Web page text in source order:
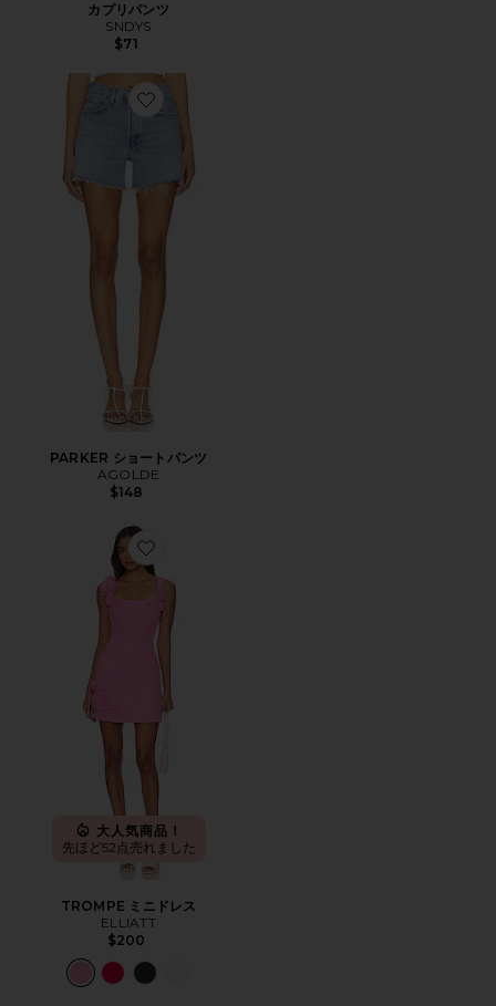
カプリパンツ
SNDYS
$71
Favorite PARKER ショートパンツ
PARKER ショートパンツ
AGOLDE
$148
Favorite TROMPE ミニドレス
大人気商品！
先ほど52点売れました
TROMPE ミニドレス
ELLIATT
$200